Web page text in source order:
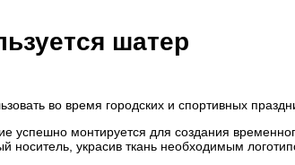
шатер
во время городских и спортивных
успешно монтируется для создания
носитель, украсив ткань необходимым